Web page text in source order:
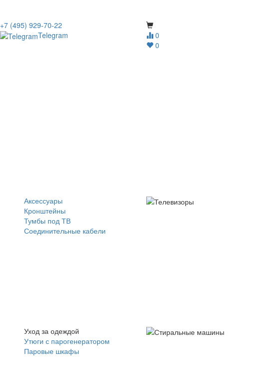
0
0
+7 (495) 929-70-22
Telegram
Аксессуары
Кронштейны
Тумбы под ТВ
Соединительные кабели
Уход за одеждой
Утюги с парогенератором
Паровые шкафы